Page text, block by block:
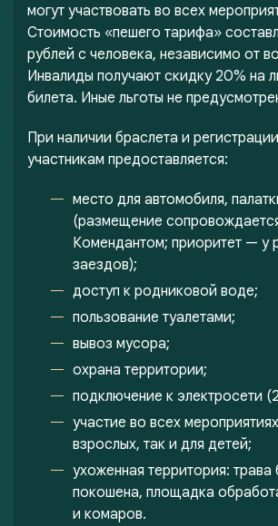
могут участвовать во всех
Стоимость «пешего тарифа»
рублей с человека, независимо от
Инвалиды получают скидку 20% на
билета. Иные льготы не
При наличии браслета и
участникам предоставляется:
место для автомобиля,
(размещение
Комендантом; приоритет — у
заездов);
доступ к родниковой воде;
пользование туалетами;
вывоз мусора;
охрана территории;
подключение к электросети
участие во всех
взрослых, так и для детей;
ухоженная территория: трава
покошена, площадка
и комаров.